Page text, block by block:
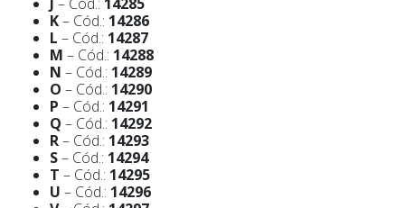
K– Cód.: 14286
L – Cód.: 14287
M – Cód.: 14288
N – Cód.: 14289
O – Cód.: 14290
P – Cód.: 14291
Q – Cód.: 14292
R– Cód.: 14293
S– Cód.: 14294
T – Cód.: 14295
U – Cód.: 14296